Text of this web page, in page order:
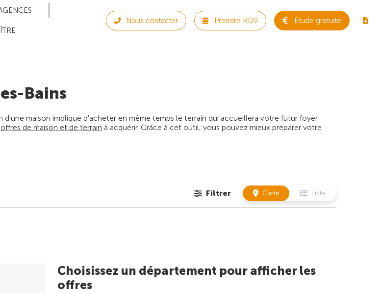
Nous contacter Prendre RDV Étude gratuite
Bains
maison implique d'acheter en même temps le terrain qui accueillera votre futur foyer.
offres de maison et de terrain à acquérir. Grâce à cet outil, vous pouvez mieux préparer votre
Filtrer Carte Liste
Choisissez un département pour afficher les
offres